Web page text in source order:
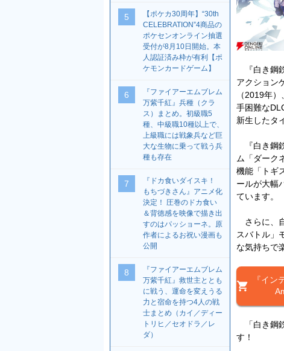
『白き鋼
アクション
（2019年
手困難な
新生したタ
『白き鋼
ム「ダーク
機能「トギ
ールが大幅
ています。
さらに、
スバトル」
な気持ちで
『イン
「白き鋼
す！
5
【ポケカ30周年】“30th
CELEBRATION”4商品の
ポケセンオンライン抽選
受付が8月10日開始。本
人認証済み枠が有利【ポ
ケモンカードゲーム】
6
『ファイアーエムブレム
万紫千紅』兵種（クラ
ス）まとめ。初級職5
種、中級職10種以上で、
上級職には戦象兵など巨
大な生物に乗って戦う兵
種も存在
7
『ドカ食いダイスキ！
もちづきさん』アニメ化
決定！ 圧巻のドカ食い
＆背徳感を映像で描き出
すのはパッショーネ。原
作者によるお祝い漫画も
公開
8
『ファイアーエムブレム
万紫千紅』救世主ととも
に戦う、運命を変えうる
力と宿命を持つ4人の戦
士まとめ（カイ／ディー
トリヒ／セオドラ／レ
ダ）